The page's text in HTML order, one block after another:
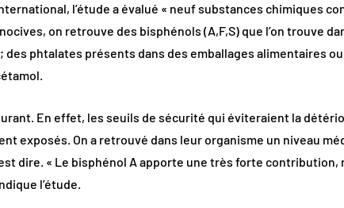
l’étude a évalué « neuf substances chimiques
on retrouve des bisphénols (A,F,S) que l’on trouve
phtalates présents dans des emballages alimentaires
En effet, les seuils de sécurité qui éviteraient la
exposés. On a retrouvé dans leur organisme un niveau
dire. « Le bisphénol A apporte une très forte
l’étude.